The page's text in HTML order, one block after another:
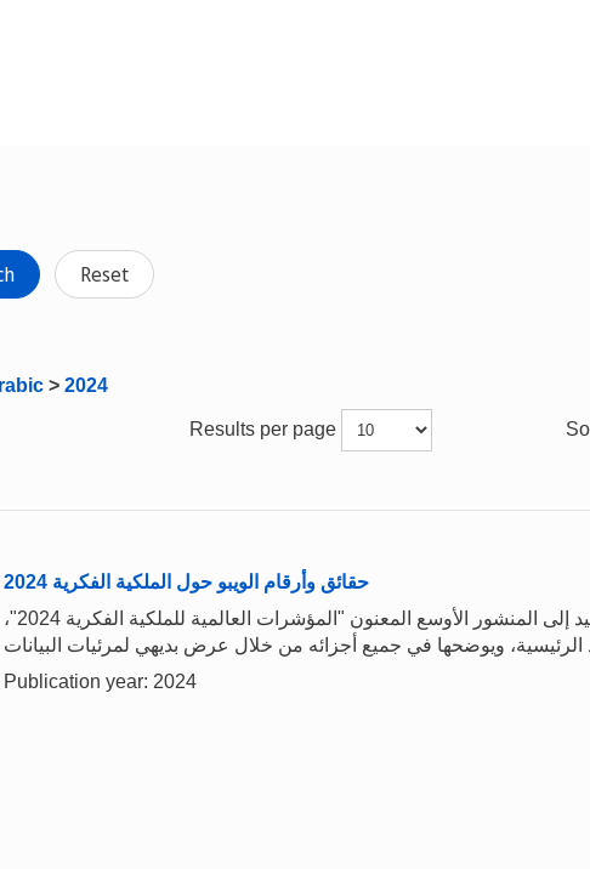
Reset
> 2024
Results per page
حقائق وأرقام الويبو حول الملكية الفكرية 2024
يستند هذا الدليل الموجز والمفيد إلى المنشور الأوسع المعنون "المؤشرات العالمية للملكية الفكرية 2024"،
Publication year: 2024